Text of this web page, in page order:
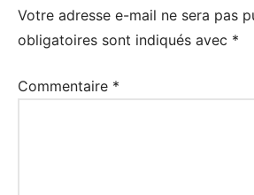
Votre adresse e-mail ne sera pas
obligatoires sont indiqués avec *
Commentaire *